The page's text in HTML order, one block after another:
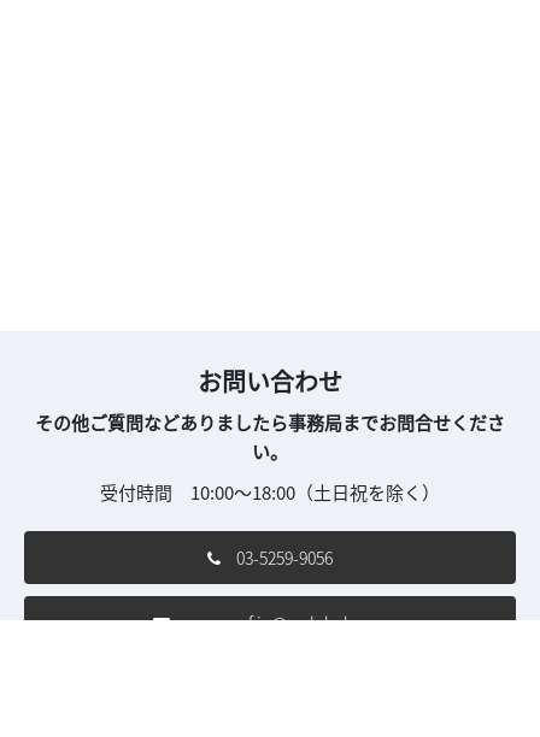
お問い合わせ
その他ご質問などありましたら事務局までお問合せくださ
い。
受付時間 10:00～18:00（土日祝を除く）
03-5259-9056
mw-conf.jp@rxglobal.com